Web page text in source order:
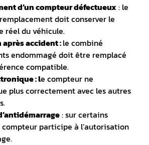
d’un compteur défectueux: le
doit conserver le
réel du véhicule.
accident :le combiné
endommagé doit être remplacé
compatible.
: le compteur ne
plus correctement avec les autres
: sur certains
compteur participe à l’autorisation